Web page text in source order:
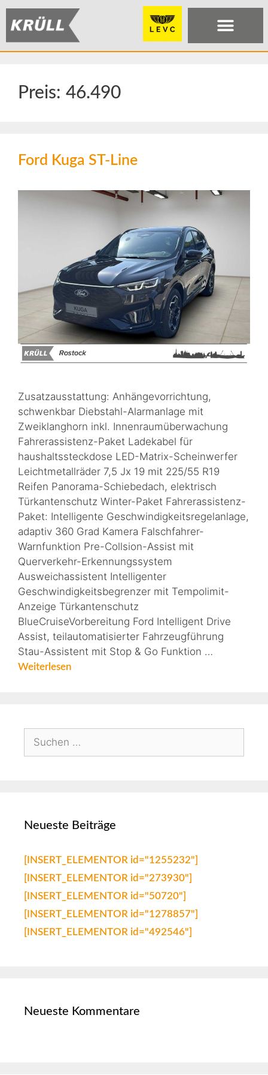
Preis: 46.490
Ford Kuga ST-Line
Zusatzausstattung: Anhängevorrichtung,
schwenkbar Diebstahl-Alarmanlage mit
Zweiklanghorn inkl. Innenraumüberwachung
Fahrerassistenz-Paket Ladekabel für
haushaltssteckdose LED-Matrix-Scheinwerfer
Leichtmetallräder 7,5 Jx 19 mit 225/55 R19
Reifen Panorama-Schiebedach, elektrisch
Türkantenschutz Winter-Paket Fahrerassistenz-
Paket: Intelligente Geschwindigkeitsregelanlage,
adaptiv 360 Grad Kamera Falschfahrer-
Warnfunktion Pre-Collsion-Assist mit
Querverkehr-Erkennungssystem
Ausweichassistent Intelligenter
Geschwindigkeitsbegrenzer mit Tempolimit-
Anzeige Türkantenschutz
BlueCruiseVorbereitung Ford Intelligent Drive
Assist, teilautomatisierter Fahrzeugführung
Stau-Assistent mit Stop & Go Funktion …
Weiterlesen
Neueste Beiträge
[INSERT_ELEMENTOR id="1255232"]
[INSERT_ELEMENTOR id="273930"]
[INSERT_ELEMENTOR id="50720"]
[INSERT_ELEMENTOR id="1278857"]
[INSERT_ELEMENTOR id="492546"]
Neueste Kommentare